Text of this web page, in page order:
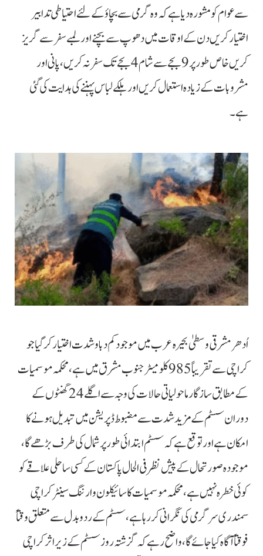
سے عوام کو مشورہ دیا ہے کہ وہ گرمی سے بچاؤ کے لئے احتیاطی تدابیر
اختیار کریں دن کے اوقات میں دھوپ سے بچنے اور لمبے سفر سے گریز
کریں خاص طور پر 9 بجے سے شام 4 بجے تک سفر نہ کریں، پانی اور
مشروبات کے زیادہ استعمال کریں اور ہلکے لباس پہننے کی ہدایت کی گئی
ہے۔
اُدھر مشرقی وسطیٰ بحیرہ عرب میں موجود کم دباو شدت اختیار کر گیا جو
کراچی سے تقریباً 985 کلومیٹر جنوب مشرق میں ہے، محکمہ موسمیات
کے مطابق سازگار ماحولیاتی حالات کی وجہ سے اگلے 24 گھنٹوں کے
دوران سسٹم کے مزید شدت سے مضبوط ڈپریشن میں تبدیل ہونے کا
امکان ہے اور توقع ہے کہ سسٹم ابتدائی طور پر شمال کی طرف بڑھے گا،
موجودہ صورتحال کے پیش نظر فی الحال پاکستان کے کسی ساحلی علاقے کو
کوئی خطرہ نہیں ہے، محکمہ موسمیات کا سائیکلون وارننگ سینٹر کراچی
سمندری سرگرمی کی نگرانی کر رہا ہے، سسٹم کے ردوبدل سے متعلق وقتاً
فوقتاً آگاہ کیا جائے گا، واضح رہے کہ گزشتہ روز سسٹم کے زیر اثر کراچی